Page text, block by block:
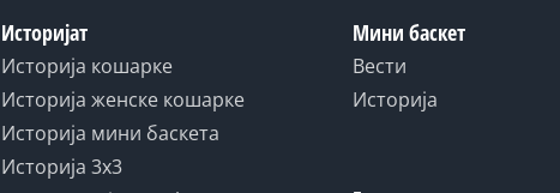
Историјат
Историја кошарке
Историја женске кошарке
Историја мини баскета
Историја 3x3
Мини баскет
Вести
Историја